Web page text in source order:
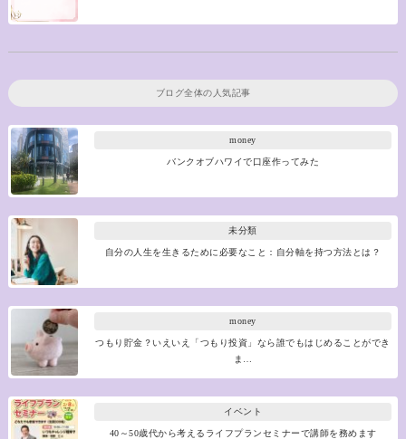
ブログ全体の人気記事
money
バンクオブハワイで口座作ってみた
未分類
自分の人生を生きるために必要なこと：自分軸を持つ方法とは？
money
つもり貯金？いえいえ「つもり投資」なら誰でもはじめることができ
ま…
イベント
40～50歳代から考えるライフプランセミナーで講師を務めます